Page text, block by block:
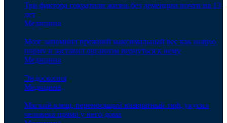
Три фактора сократили жизнь без деменции почти на 13
лет
Медицина
Мозг запомнил прежний максимальный вес как новую
норму и заставил организм вернуться к нему
Медицина
Эндоскопия
Медицина
Мягкий клещ, переносящий возвратный тиф, укусил
человека прямо у него дома